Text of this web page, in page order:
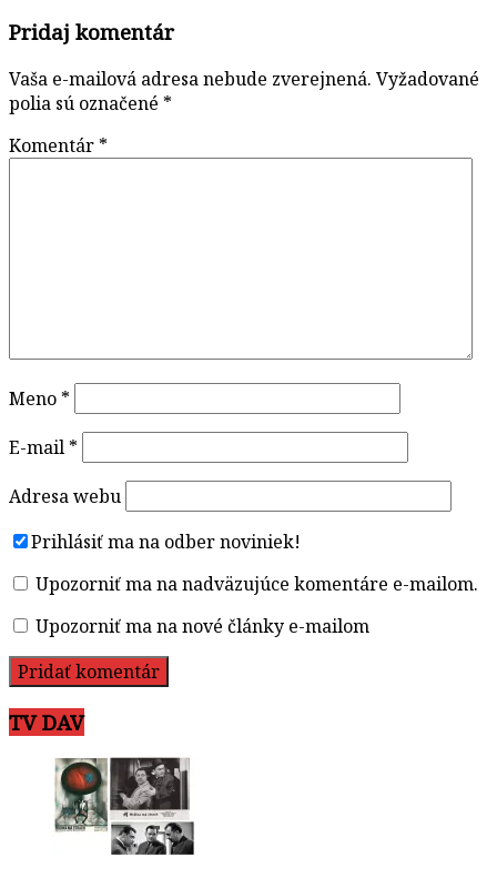
Pridaj komentár
Vaša e-mailová adresa nebude zverejnená. Vyžadované
polia sú označené *
Komentár *
Meno *
E-mail *
Adresa webu
Prihlásiť ma na odber noviniek!
Upozorniť ma na nadväzujúce komentáre e-mailom.
Upozorniť ma na nové články e-mailom
TV DAV